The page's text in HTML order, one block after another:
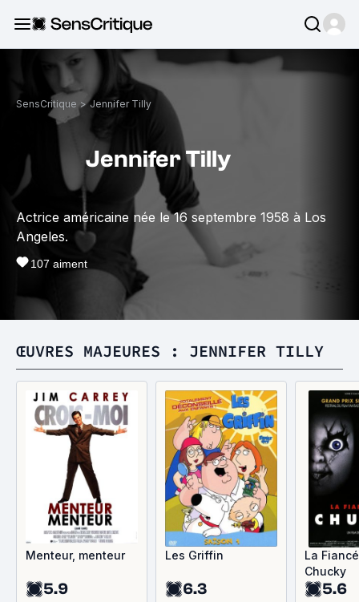
SensCritique > Jennifer Tilly
Jennifer Tilly
Actrice américaine née le 16 septembre 1958 à Los
Angeles.
107 aiment
ŒUVRES MAJEURES : JENNIFER TILLY
Menteur, menteur
5.9
Les Griffin
6.3
La
Chucky
5.6